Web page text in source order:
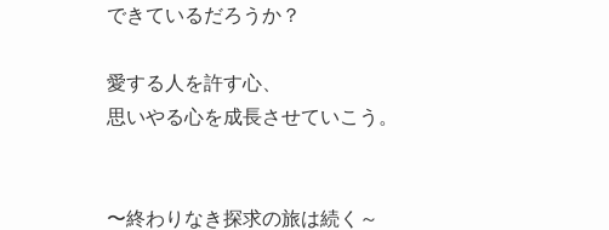
できているだろうか？
愛する人を許す心、
思いやる心を成長させていこう。
〜終わりなき探求の旅は続く～